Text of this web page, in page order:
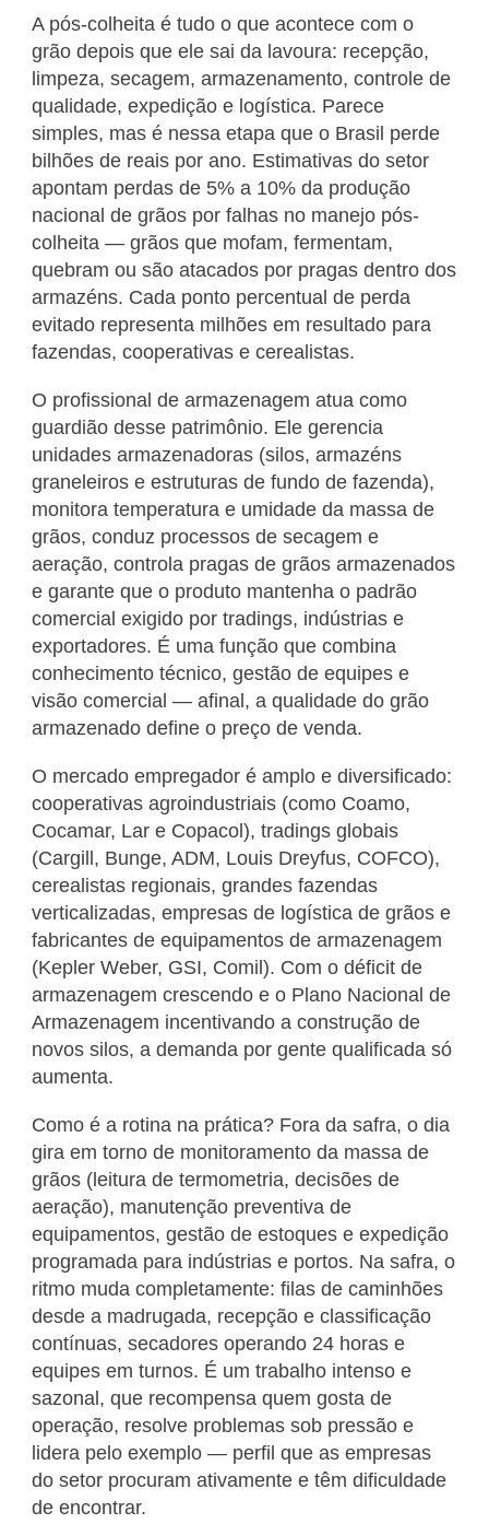
A pós-colheita é tudo o que acontece com o
grão depois que ele sai da lavoura: recepção,
limpeza, secagem, armazenamento, controle de
qualidade, expedição e logística. Parece
simples, mas é nessa etapa que o Brasil perde
bilhões de reais por ano. Estimativas do setor
apontam perdas de 5% a 10% da produção
nacional de grãos por falhas no manejo pós-
colheita — grãos que mofam, fermentam,
quebram ou são atacados por pragas dentro dos
armazéns. Cada ponto percentual de perda
evitado representa milhões em resultado para
fazendas, cooperativas e cerealistas.
O profissional de armazenagem atua como
guardião desse patrimônio. Ele gerencia
unidades armazenadoras (silos, armazéns
graneleiros e estruturas de fundo de fazenda),
monitora temperatura e umidade da massa de
grãos, conduz processos de secagem e
aeração, controla pragas de grãos armazenados
e garante que o produto mantenha o padrão
comercial exigido por tradings, indústrias e
exportadores. É uma função que combina
conhecimento técnico, gestão de equipes e
visão comercial — afinal, a qualidade do grão
armazenado define o preço de venda.
O mercado empregador é amplo e diversificado:
cooperativas agroindustriais (como Coamo,
Cocamar, Lar e Copacol), tradings globais
(Cargill, Bunge, ADM, Louis Dreyfus, COFCO),
cerealistas regionais, grandes fazendas
verticalizadas, empresas de logística de grãos e
fabricantes de equipamentos de armazenagem
(Kepler Weber, GSI, Comil). Com o déficit de
armazenagem crescendo e o Plano Nacional de
Armazenagem incentivando a construção de
novos silos, a demanda por gente qualificada só
aumenta.
Como é a rotina na prática? Fora da safra, o dia
gira em torno de monitoramento da massa de
grãos (leitura de termometria, decisões de
aeração), manutenção preventiva de
equipamentos, gestão de estoques e expedição
programada para indústrias e portos. Na safra, o
ritmo muda completamente: filas de caminhões
desde a madrugada, recepção e classificação
contínuas, secadores operando 24 horas e
equipes em turnos. É um trabalho intenso e
sazonal, que recompensa quem gosta de
operação, resolve problemas sob pressão e
lidera pelo exemplo — perfil que as empresas
do setor procuram ativamente e têm dificuldade
de encontrar.